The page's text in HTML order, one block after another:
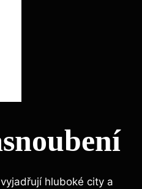
hluboké city a